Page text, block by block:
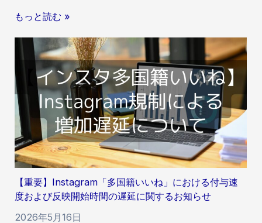
【
要
】
T
i
k
T
o
k
サ
ー
ビ
ス
に
もっと読む »
【重要】Instagram「多国籍いいね」における付与速
度および反映開始時間の遅延に関するお知らせ
2026年5月16日